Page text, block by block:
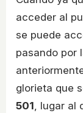
acceder al
se puede
pasando por
glorieta que
501, lugar al